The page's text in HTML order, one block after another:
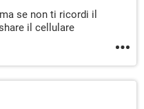
se non ti ricordi il
il cellulare